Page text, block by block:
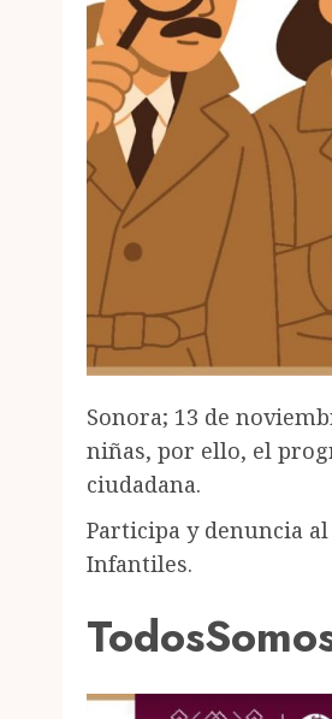
Sonora; 13 de
niñas, por ello, el
ciudadana.
Participa y denuncia
Infantiles.